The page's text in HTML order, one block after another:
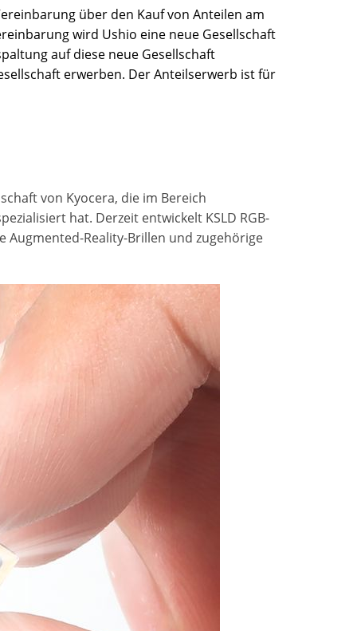
über den Kauf von Anteilen am
wird Ushio eine neue Gesellschaft
auf diese neue Gesellschaft
erwerben. Der Anteilserwerb ist für
von Kyocera, die im Bereich
hat. Derzeit entwickelt KSLD RGB-
Augmented-Reality-Brillen und zugehörige